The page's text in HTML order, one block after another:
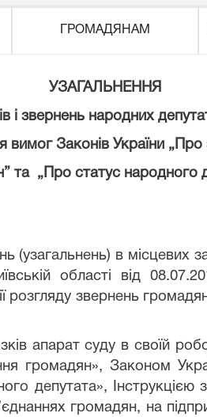
ГРОМАДЯНАМ
УЗАГАЛЬНЕННЯ
і звернень народних
вимог Законів України „Про
та „Про статус народного
(узагальнень) в місцевих
області від
розгляду звернень
апарат суду в своїй
громадян», Законом
депутата»,
громадян, на